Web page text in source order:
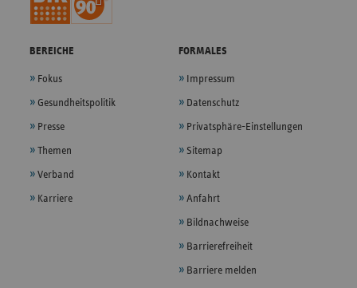
BEREICHE
Fokus
Gesundheitspolitik
Presse
Themen
Verband
Karriere
FORMALES
Impressum
Datenschutz
Privatsphäre-Einstellungen
Sitemap
Kontakt
Anfahrt
Bildnachweise
Barrierefreiheit
Barriere melden